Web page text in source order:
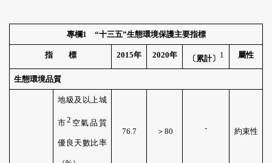
專欄1 “十三五”生態環境保護主要指標
指 標 2015年 2020年 〔累計〕 1 屬性
生態環境品質
地級及以上城
市2 空氣品質
優良天數比率
76 7 ＞ 80 - 約束性